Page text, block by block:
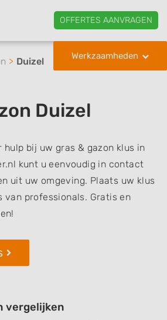
OFFERTES AANVRAGEN
Werkzaamheden
Duizel
Duizel
hulp bij uw gras & gazon klus in
kunt u eenvoudig in contact
uit uw omgeving. Plaats uw klus
van professionals. Gratis en
vergelijken